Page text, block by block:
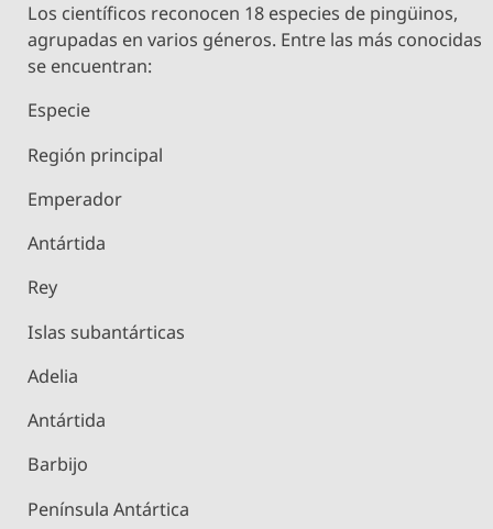
Los científicos reconocen 18 especies de pingüinos,
agrupadas en varios géneros. Entre las más conocidas
se encuentran:
Especie
Región principal
Emperador
Antártida
Rey
Islas subantárticas
Adelia
Antártida
Barbijo
Península Antártica